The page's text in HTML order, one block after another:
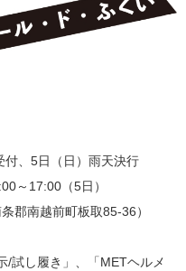
、5日（日）雨天決行
～17:00（5日）
条郡南越前町板取85-36）
/試し履き」、「METヘルメ